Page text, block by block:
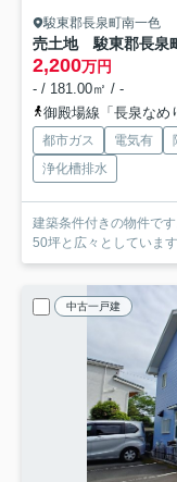
駿東郡長泉町南一色
売土地 駿東郡長泉
2,200万円
- / 181.00㎡ / -
御殿場線「長泉なめ
都市ガス 電気有
浄化槽排水
建築条件付きの物件です。
50坪と広々としていま
中古一戸建